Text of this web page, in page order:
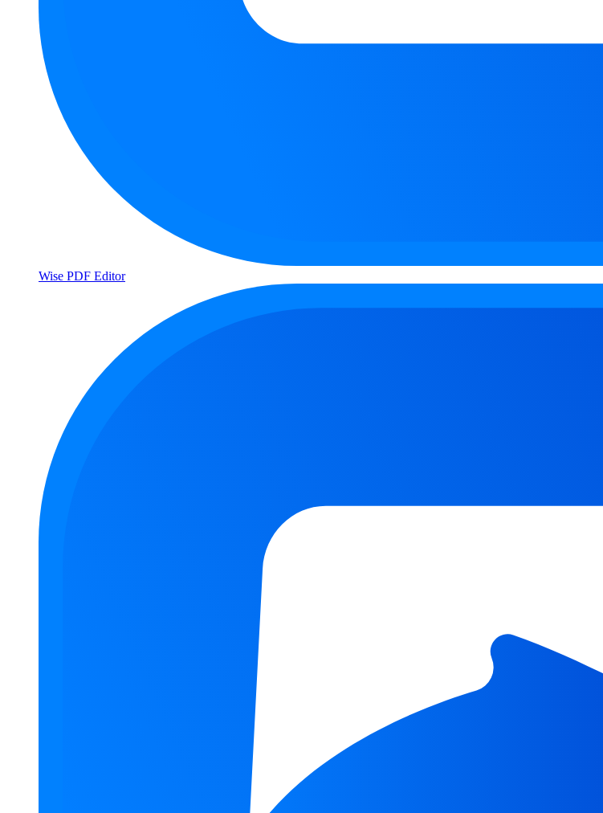
Wise PDF Editor